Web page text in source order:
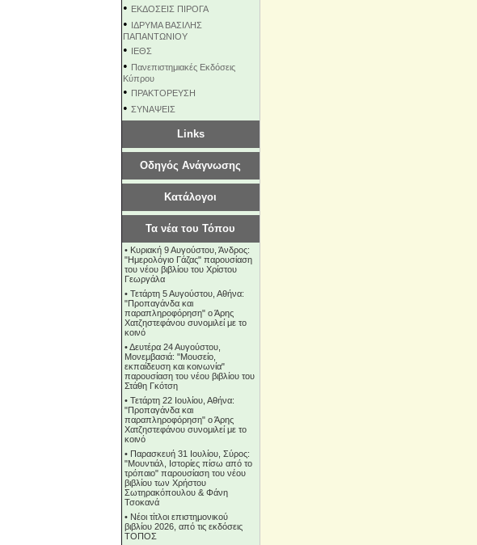
• ΕΚΔΟΣΕΙΣ ΠΙΡΟΓΑ
• ΙΔΡΥΜΑ ΒΑΣΙΛΗΣ
ΠΑΠΑΝΤΩΝΙΟΥ
• ΙΕΘΣ
• Πανεπιστημιακές Εκδόσεις
Κύπρου
• ΠΡΑΚΤΟΡΕΥΣΗ
• ΣΥΝΑΨΕΙΣ
Links
Οδηγός Ανάγνωσης
Κατάλογοι
Τα νέα του Τόπου
• Κυριακή 9 Αυγούστου, Άνδρος:
"Ημερολόγιο Γάζας" παρουσίαση
του νέου βιβλίου του Χρίστου
Γεωργάλα
• Τετάρτη 5 Αυγούστου, Αθήνα:
"Προπαγάνδα και
παραπληροφόρηση" ο Άρης
Χατζηστεφάνου συνομιλεί με το
κοινό
•Δευτέρα 24 Αυγούστου,
Μονεμβασιά: "Μουσείο,
εκπαίδευση και κοινωνία"
παρουσίαση του νέου βιβλίου του
Στάθη Γκότση
• Τετάρτη 22 Ιουλίου, Αθήνα:
"Προπαγάνδα και
παραπληροφόρηση" ο Άρης
Χατζηστεφάνου συνομιλεί με το
κοινό
• Παρασκευή 31 Ιουλίου, Σύρος:
"Μουντιάλ, Ιστορίες πίσω από το
τρόπαιο" παρουσίαση του νέου
βιβλίου των Χρήστου
Σωτηρακόπουλου & Φάνη
Τσοκανά
• Νέοι τίτλοι επιστημονικού
βιβλίου 2026, από τις εκδόσεις
ΤΟΠΟΣ